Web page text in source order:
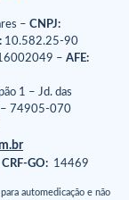
– CNPJ:
10.582.25-90
– AFE:
1 – Jd. das
– 74905-070
CRF-GO:14469
automedicação e não